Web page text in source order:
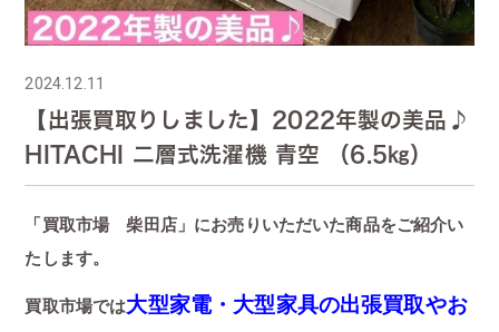
2024.12.11
【出張買取りしました】2022年製の美品♪
HITACHI 二層式洗濯機 青空 （6.5㎏）
「買取市場 柴田店」にお売りいただいた商品をご紹介い
たします。
買取市場では大型家電・大型家具の出張買取やお